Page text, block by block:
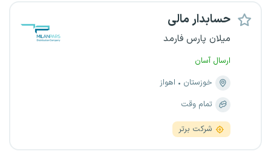
حسابدار مالی
میلان پارس فارمد
ارسال آسان
خوزستان
اهواز
تمام وقت
شرکت برتر